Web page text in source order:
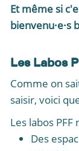
Et même si
bienvenu·e·s
Les Labos
Comme on
saisir, voici
Les labos PFF
Des